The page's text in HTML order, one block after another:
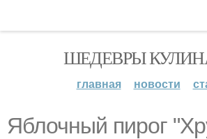
ШЕДЕВРЫ
главная новости
Яблочный пирог